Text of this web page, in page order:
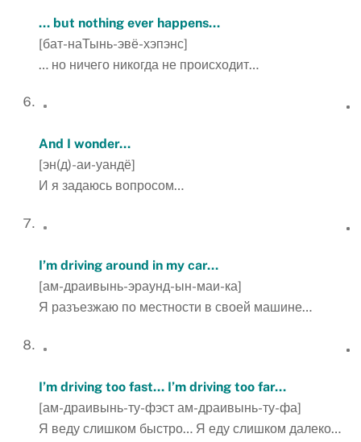
… but nothing ever happens…
[бат-наТынь-эвё-хэпэнс]
… но ничего никогда не происходит…
And I wonder…
[эн(д)-аи-уандё]
И я задаюсь вопросом…
I’m driving around in my car…
[ам-драивынь-эраунд-ын-маи-ка]
Я разъезжаю по местности в своей машине…
I’m driving too fast… I’m driving too far…
[ам-драивынь-ту-фэст ам-драивынь-ту-фа]
Я веду слишком быстро… Я еду слишком далеко…